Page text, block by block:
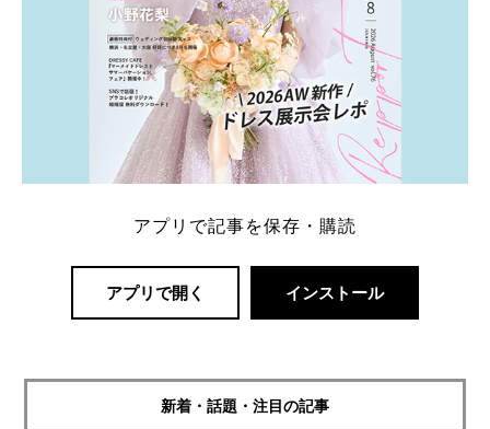
アプリで記事を保存・購読
アプリで開く インストール
新着・話題・注目の記事